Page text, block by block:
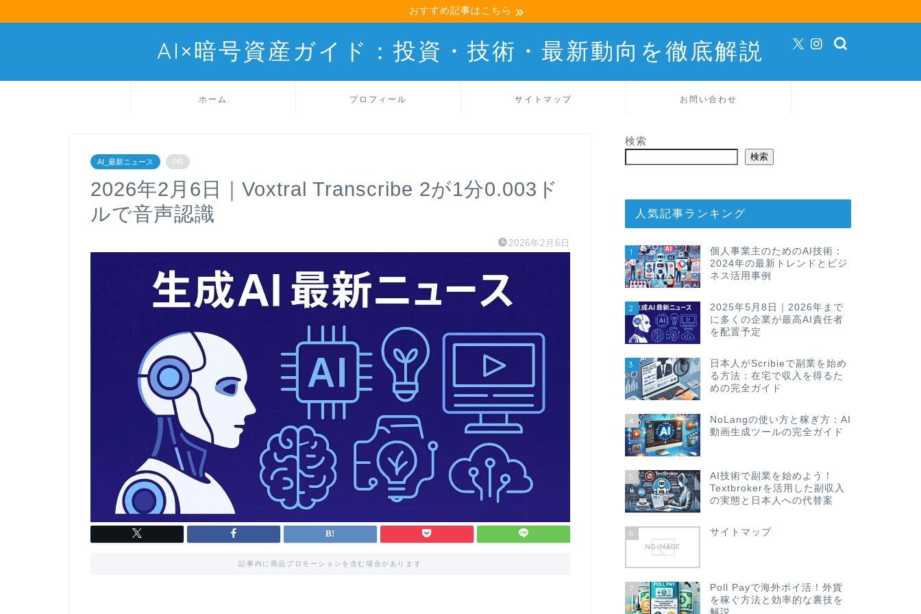
おすすめ記事はこちら
AI×暗号資産ガイド：投資・技術・最新動向を徹底解説
ホーム プロフィール サイトマップ お問い合わせ
AI_最新ニュース PR
2026年2月6日｜Voxtral Transcribe 2が1分0.003ド
ルで音声認識
2026年2月6日
記事内に商品プロモーションを含む場合があります
検索
検索
人気記事ランキング
1
個人事業主のためのAI技術：
2024年の最新トレンドとビジ
ネス活用事例
2
2025年5月8日｜2026年まで
に多くの企業が最高AI責任者
を配置予定
3
日本人がScribieで副業を始め
る方法：在宅で収入を得るた
めの完全ガイド
4
NoLangの使い方と稼ぎ方：AI
動画生成ツールの完全ガイド
5
AI技術で副業を始めよう！
Textbrokerを活用した副収入
の実態と日本人への代替案
6 サイトマップ
7
Poll Payで海外ポイ活！外貨
を稼ぐ方法と効率的な裏技を